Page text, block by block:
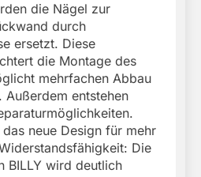
die Nägel zur
durch
ersetzt. Diese
die Montage des
mehrfachen Abbau
Außerdem entstehen
neue Design für mehr
Die
BILLY wird deutlich